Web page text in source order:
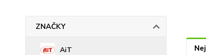
ZNAČKY
AiT